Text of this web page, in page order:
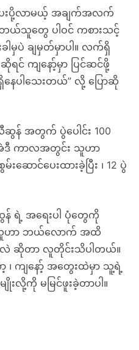
ဆွန် အတွက် ပွဲပေါင်း 100
အဲဒီ ကာလအတွင်း သူဟာ
းဆောင်ပေးထားခဲ့ပြီး ၊ 12 ပွဲ
န် ရဲ့ အရေးပါ ပုံတွေကို
သူဟာ ဘယ်လောက် အထိ
ဆိုတာ လူတိုင်းသိပါတယ်။
ာ့ ၊ ကျနော့် အတွေးထဲမှာ သူ့ရဲ့
လို့ကို မမြင်ဖူးခဲ့တာပါ။